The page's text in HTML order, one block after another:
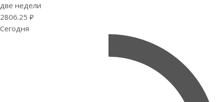
две недели
2806.25 ₽
Сегодня